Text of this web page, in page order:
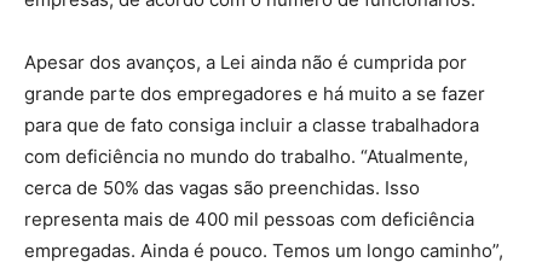
Apesar dos avanços, a Lei ainda não é cumprida por
grande parte dos empregadores e há muito a se fazer
para que de fato consiga incluir a classe trabalhadora
com deficiência no mundo do trabalho. “Atualmente,
cerca de 50% das vagas são preenchidas. Isso
representa mais de 400 mil pessoas com deficiência
empregadas. Ainda é pouco. Temos um longo caminho”,